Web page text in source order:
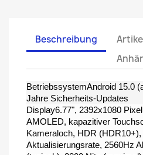
Beschreibung
BetriebssystemAndroid 15.0
Jahre Sicherheits-Updates
Display6.77", 2392x1080
AMOLED, kapazitiver
Kameraloch, HDR
Aktualisierungsrate, 2560Hz